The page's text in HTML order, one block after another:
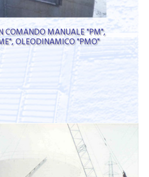
COMANDO MANUALE "PM",
OLEODINAMICO "PMO"